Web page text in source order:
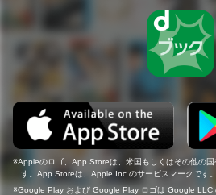
Appleのロゴ、App Storeは、米国もしくはその他の
す。App Storeは、Apple Inc.のサービスマークです。
Google Play および Google Play ロゴは Google LLC